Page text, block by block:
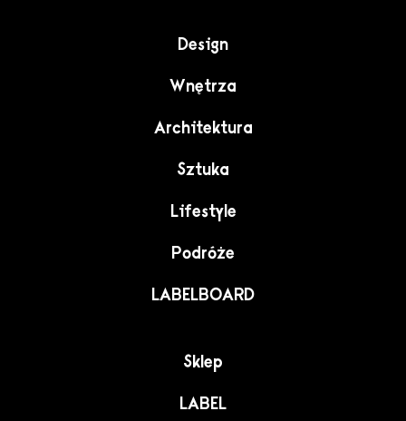
Design
Wnętrza
Architektura
Sztuka
Lifestyle
Podróże
LABELBOARD
Sklep
LABEL